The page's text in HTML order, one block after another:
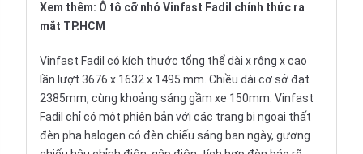
Xem thêm: Ô tô cỡ nhỏ Vinfast Fadil chính thức ra
mắt TP.HCM
Vinfast Fadil có kích thước tổng thể dài x rộng x cao
lần lượt 3676 x 1632 x 1495 mm. Chiều dài cơ sở đạt
2385mm, cùng khoảng sáng gầm xe 150mm. Vinfast
Fadil chỉ có một phiên bản với các trang bị ngoại thất
đèn pha halogen có đèn chiếu sáng ban ngày, gương